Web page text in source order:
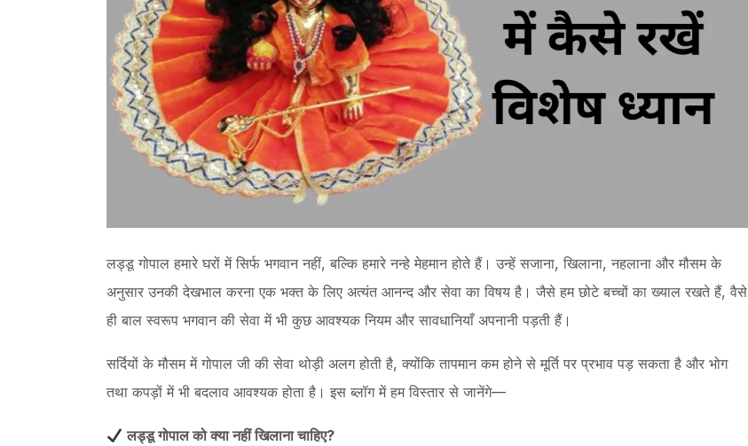
लड्डू गोपाल हमारे घरों में सिर्फ भगवान नहीं, बल्कि हमारे नन्हे मेहमान होते हैं। उन्हें सजाना, खिलाना, नहलाना और मौसम के
अनुसार उनकी देखभाल करना एक भक्त के लिए अत्यंत आनन्द और सेवा का विषय है। जैसे हम छोटे बच्चों का ख्याल रखते हैं, वैसे
ही बाल स्वरूप भगवान की सेवा में भी कुछ आवश्यक नियम और सावधानियाँ अपनानी पड़ती हैं।
सर्दियों के मौसम में गोपाल जी की सेवा थोड़ी अलग होती है, क्योंकि तापमान कम होने से मूर्ति पर प्रभाव पड़ सकता है और भोग
तथा कपड़ों में भी बदलाव आवश्यक होता है। इस ब्लॉग में हम विस्तार से जानेंगे—
लड्डू गोपाल को क्या नहीं खिलाना चाहिए?